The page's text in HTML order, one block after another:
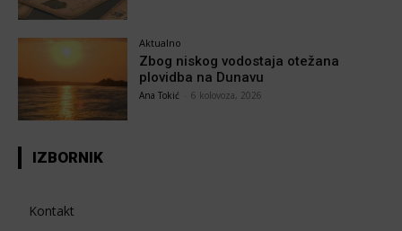
Aktualno
Zbog niskog vodostaja otežana
plovidba na Dunavu
Ana Tokić 6 kolovoza, 2026
IZBORNIK
Kontakt